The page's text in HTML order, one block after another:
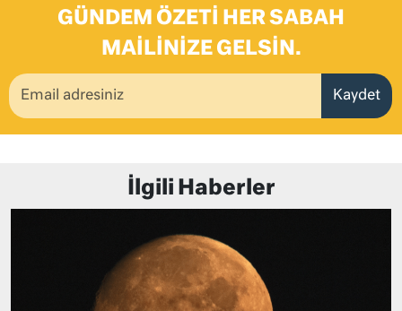
GÜNDEM ÖZETI HER SABAH
MAILINIZE GELSIN.
Kaydet
İlgili Haberler